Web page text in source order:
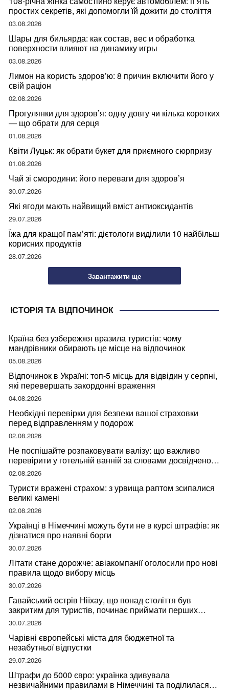
простих секретів, які допомогли їй дожити до століття
03.08.2026
Шары для бильярда: как состав, вес и обработка
поверхности влияют на динамику игры
03.08.2026
Лимон на користь здоров’ю: 8 причин включити його у
свій раціон
02.08.2026
Прогулянки для здоров’я: одну довгу чи кілька коротких
— що обрати для серця
01.08.2026
Квіти Луцьк: як обрати букет для приємного сюрпризу
01.08.2026
Чай зі смородини: його переваги для здоров’я
30.07.2026
Які ягоди мають найвищий вміст антиоксидантів
29.07.2026
Їжа для кращої пам’яті: дієтологи виділили 10 найбільш
корисних продуктів
28.07.2026
Завантажити ще
ІСТОРІЯ ТА ВІДПОЧИНОК
Країна без узбережжя вразила туристів: чому
мандрівники обирають це місце на відпочинок
05.08.2026
Відпочинок в Україні: топ-5 місць для відвідин у серпні,
які перевершать закордонні враження
04.08.2026
Необхідні перевірки для безпеки вашої страховки
перед відправленням у подорож
02.08.2026
Не поспішайте розпаковувати валізу: що важливо
перевірити у готельній ванній за словами досвідченої
мандрівниці
02.08.2026
Туристи вражені страхом: з урвища раптом зсипалися
великі камені
02.08.2026
Українці в Німеччині можуть бути не в курсі штрафів: як
дізнатися про наявні борги
30.07.2026
Літати стане дорожче: авіакомпанії оголосили про нові
правила щодо вибору місць
30.07.2026
Гавайський острів Ніїхау, що понад століття був
закритим для туристів, починає приймати перших
відвідувачів
30.07.2026
Чарівні європейські міста для бюджетної та
незабутньої відпустки
29.07.2026
Штрафи до 5000 євро: українка здивувала
незвичайними правилами в Німеччині та поділилася